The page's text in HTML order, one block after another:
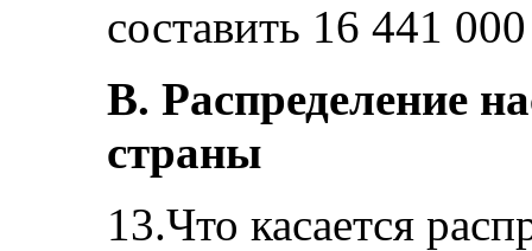
составить 16 441
В. Распределение
страны
13.Что касается